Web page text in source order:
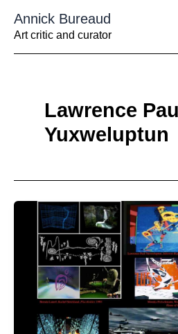
contenu
Annick Bureaud
Art critic and curator
Lawrence
Yuxweluptun